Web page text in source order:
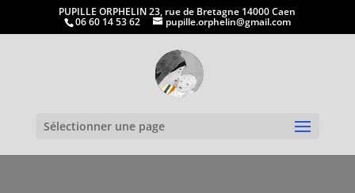
PUPILLE ORPHELIN 23, rue de Bretagne 14000 Caen
06 60 14 53 62 pupille.orphelin@gmail.com
Sélectionner une page